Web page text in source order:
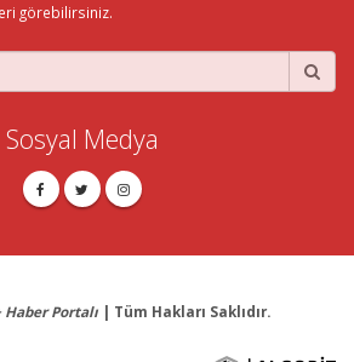
görebilirsiniz.
Sosyal Medya
Haber Portalı | Tüm Hakları Saklıdır.